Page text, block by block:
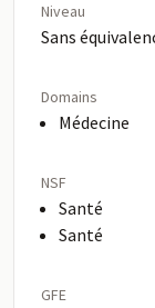
Niveau
Sans
Domains
Médecine
NSF
Santé
Santé
GFE